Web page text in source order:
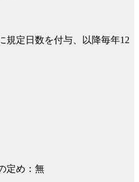
定日数を付与、以降毎年12
定め：無